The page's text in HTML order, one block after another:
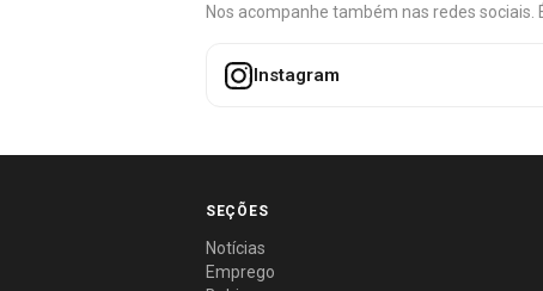
Nos acompanhe também nas redes sociais.
Instagram
SEÇÕES
Notícias
Emprego